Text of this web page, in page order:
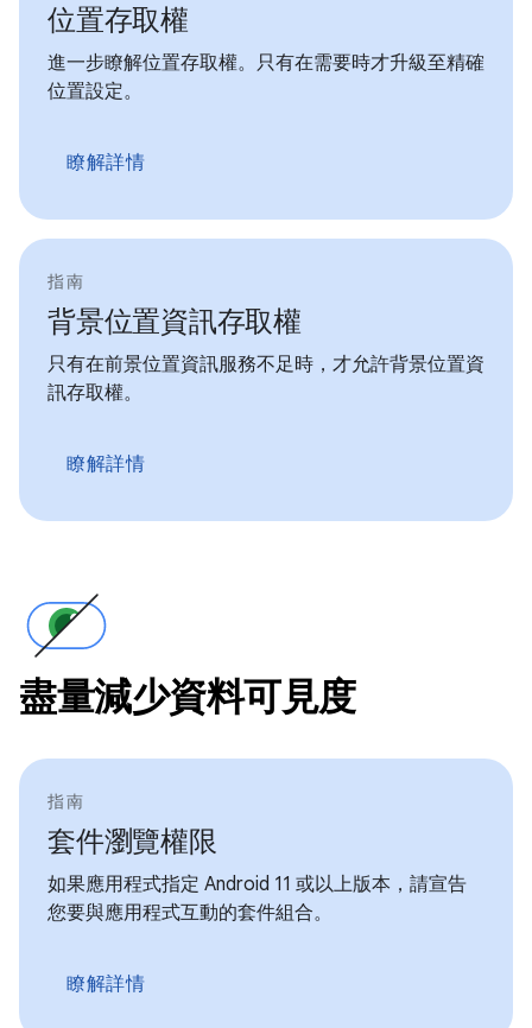
位置存取權
進一步瞭解位置存取權。只有在需要時才升級至精確
位置設定。
瞭解詳情
指南
背景位置資訊存取權
只有在前景位置資訊服務不足時，才允許背景位置資
訊存取權。
瞭解詳情
盡量減少資料可見度
指南
套件瀏覽權限
如果應用程式指定 Android 11 或以上版本，請宣告
您要與應用程式互動的套件組合。
瞭解詳情